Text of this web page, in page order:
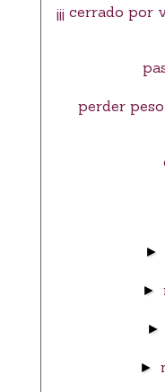
¡¡¡ cerrado
perder
►
►
►
►